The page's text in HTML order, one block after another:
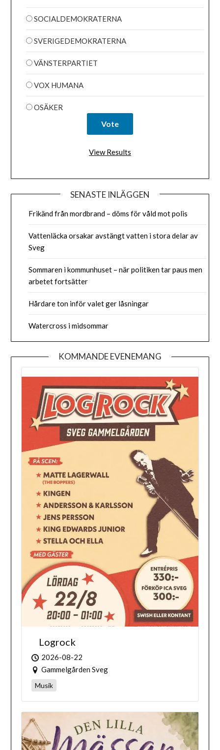
SOCIALDEMOKRATERNA
SVERIGEDEMOKRATERNA
VÄNSTERPARTIET
VOX HUMANA
OSÄKER
View Results
SENASTE INLÄGGEN
Frikänd från mordbrand – döms för våld mot polis
Vattenläcka orsakar avstängt vatten i stora delar av
Sveg
Sommaren i kommunhuset – när politiken tar paus men
arbetet fortsätter
Hårdare ton inför valet ger låsningar
Watercross i midsommar
KOMMANDE EVENEMANG
Logrock
2026-08-22
Gammelgården Sveg
Musik